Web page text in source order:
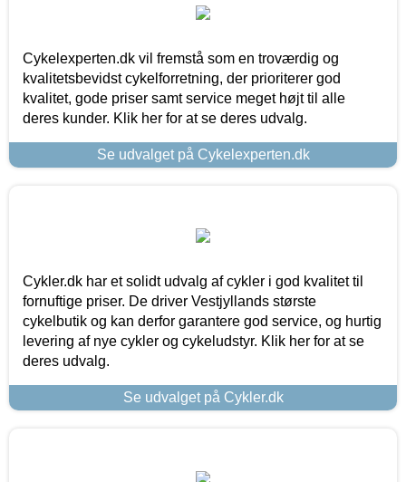
Cykelexperten.dk vil fremstå som en troværdig og
kvalitetsbevidst cykelforretning, der prioriterer god
kvalitet, gode priser samt service meget højt til alle
deres kunder. Klik her for at se deres udvalg.
Se udvalget på Cykelexperten.dk
Cykler.dk har et solidt udvalg af cykler i god kvalitet til
fornuftige priser. De driver Vestjyllands største
cykelbutik og kan derfor garantere god service, og hurtig
levering af nye cykler og cykeludstyr. Klik her for at se
deres udvalg.
Se udvalget på Cykler.dk